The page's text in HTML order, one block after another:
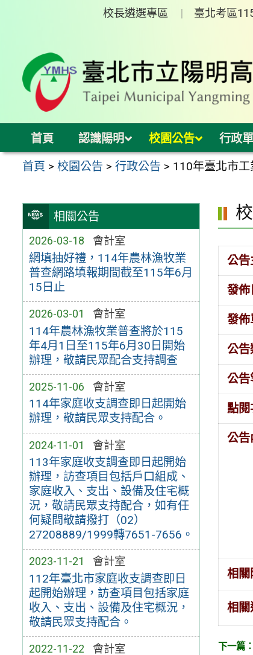
校長遴選專區 臺北考區
首頁 認識陽明 校園公告 行政
首頁 >校園公告 >行政公告 > 110年臺北市
相關公告
2026-03-18 會計室
網填抽好禮，114年農林漁牧業
普查網路填報期間截至115年6月
15日止
2026-03-01 會計室
114年農林漁牧業普查將於115
年4月1日至115年6月30日開始
辦理，敬請民眾配合支持調查
2025-11-06 會計室
114年家庭收支調查即日起開始
辦理，敬請民眾支持配合。
2024-11-01 會計室
113年家庭收支調查即日起開始
辦理，訪查項目包括戶口組成、
家庭收入、支出、設備及住宅概
況，敬請民眾支持配合，如有任
何疑問敬請撥打（02）
27208889/1999轉7651-7656。
2023-11-21 會計室
112年臺北市家庭收支調查即日
起開始辦理，訪查項目包括家庭
收入、支出、設備及住宅概況，
敬請民眾支持配合。
2022-11-22 會計室
公告
發佈
發佈
公告
公告
點
公告
相關
相關